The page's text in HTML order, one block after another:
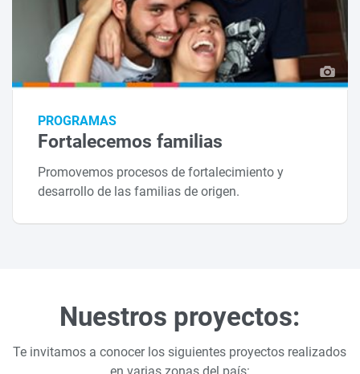
PROGRAMAS
Fortalecemos familias
Promovemos procesos de fortalecimiento y
desarrollo de las familias de origen.
Nuestros proyectos:
Te invitamos a conocer los siguientes proyectos realizados
en varias zonas del país: